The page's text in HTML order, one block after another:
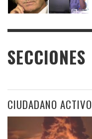
SECCIONES
CIUDADANO ACTIVO